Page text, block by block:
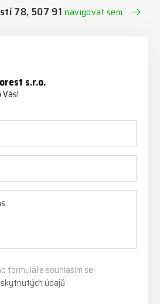
78, 507 91navigovat sem
s.r.o.
formuláře souhlasím se
údajů